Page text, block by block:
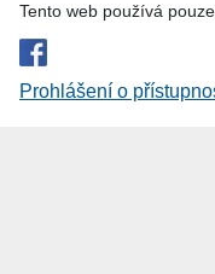
Tento web používá
Prohlášení o